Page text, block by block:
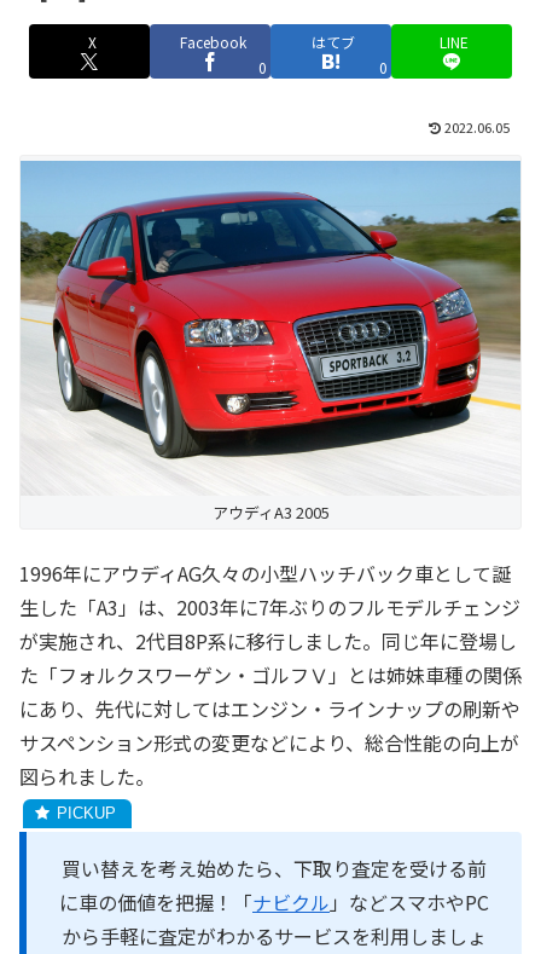
X
Facebook
0
はてブ
0
LINE
2022.06.05
アウディA3 2005
1996年にアウディAG久々の小型ハッチバック車として誕
生した「A3」は、2003年に7年ぶりのフルモデルチェンジ
が実施され、2代目8P系に移行しました。同じ年に登場し
た「フォルクスワーゲン・ゴルフⅤ」とは姉妹車種の関係
にあり、先代に対してはエンジン・ラインナップの刷新や
サスペンション形式の変更などにより、総合性能の向上が
図られました。
買い替えを考え始めたら、下取り査定を受ける前
に車の価値を把握！「ナビクル 」などスマホやPC
から手軽に査定がわかるサービスを利用しましょ